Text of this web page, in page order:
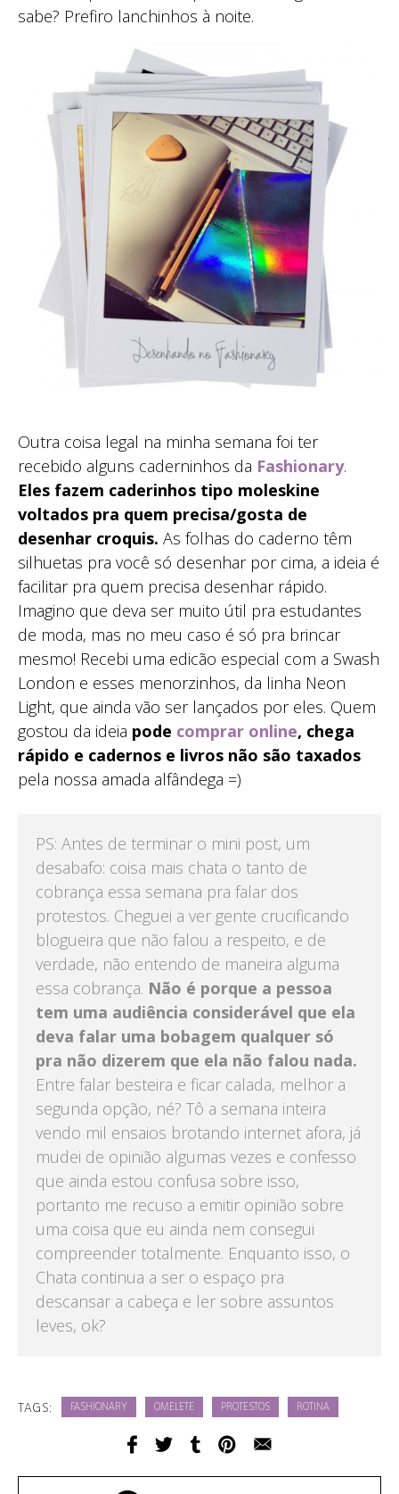
sabe? Prefiro lanchinhos à noite.
Outra coisa legal na minha semana foi ter
recebido alguns caderninhos da Fashionary.
Eles fazem caderinhos tipo moleskine
voltados pra quem precisa/gosta de
desenhar croquis. As folhas do caderno têm
silhuetas pra você só desenhar por cima, a ideia é
facilitar pra quem precisa desenhar rápido.
Imagino que deva ser muito útil pra estudantes
de moda, mas no meu caso é só pra brincar
mesmo! Recebi uma edicão especial com a Swash
London e esses menorzinhos, da linha Neon
Light, que ainda vão ser lançados por eles. Quem
gostou da ideia pode comprar online, chega
rápido e cadernos e livros não são taxados
pela nossa amada alfândega =)
PS: Antes de terminar o mini post, um
desabafo: coisa mais chata o tanto de
cobrança essa semana pra falar dos
protestos. Cheguei a ver gente crucificando
blogueira que não falou a respeito, e de
verdade, não entendo de maneira alguma
essa cobrança. Não é porque a pessoa
tem uma audiência considerável que ela
deva falar uma bobagem qualquer só
pra não dizerem que ela não falou nada.
Entre falar besteira e ficar calada, melhor a
segunda opção, né? Tô a semana inteira
vendo mil ensaios brotando internet afora, já
mudei de opinião algumas vezes e confesso
que ainda estou confusa sobre isso,
portanto me recuso a emitir opinião sobre
uma coisa que eu ainda nem consegui
compreender totalmente. Enquanto isso, o
Chata continua a ser o espaço pra
descansar a cabeça e ler sobre assuntos
leves, ok?
TAGS: FASHIONARY OMELETE PROTESTOS ROTINA